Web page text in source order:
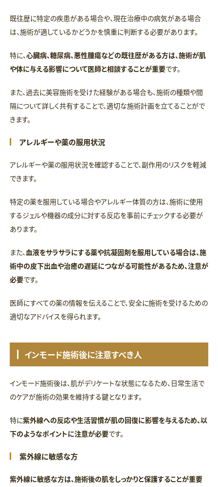
既往歴に特定の疾患がある場合や、現在治療中の病気がある場合
は、施術が適しているかどうかを慎重に判断する必要があります。
特に、心臓病、糖尿病、悪性腫瘍などの既往歴がある方は、施術が肌
や体に与える影響について医師と相談することが重要です。
また、過去に美容施術を受けた経験がある場合も、施術の種類や間
隔について詳しく共有することで、適切な施術計画を立てることがで
きます。
アレルギーや薬の服用状況
アレルギーや薬の服用状況を確認することで、副作用のリスクを軽減
できます。
特定の薬を服用している場合やアレルギー体質の方は、施術に使用
するジェルや機器の成分に対する反応を事前にチェックする必要が
あります。
また、血液をサラサラにする薬や抗凝固剤を服用している場合は、施
術中の皮下出血や治癒の遅延につながる可能性があるため、注意が
必要です。
医師にすべての薬の情報を伝えることで、安全に施術を受けるための
適切なアドバイスを得られます。
インモード施術後に注意すべき人
インモード施術後は、肌がデリケートな状態になるため、日常生活で
のケアが施術の効果を維持する鍵となります。
特に紫外線への反応や生活習慣が肌の回復に影響を与えるため、以
下のようなポイントに注意が必要です。
紫外線に敏感な方
紫外線に敏感な方は、施術後の肌をしっかりと保護することが重要